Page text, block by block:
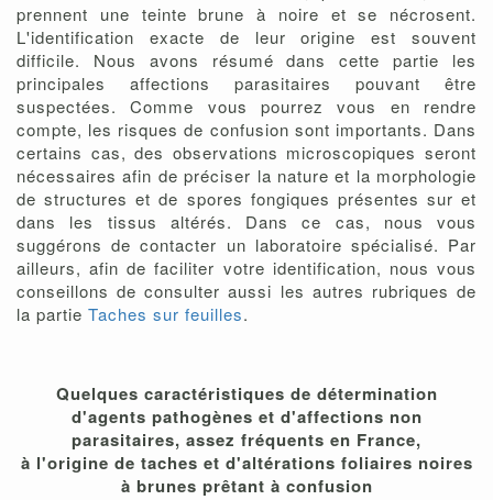
prennent une teinte brune à noire et se nécrosent.
L'identification exacte de leur origine est souvent
difficile. Nous avons résumé dans cette partie les
principales affections parasitaires pouvant être
suspectées. Comme vous pourrez vous en rendre
compte, les risques de confusion sont importants. Dans
certains cas, des observations microscopiques seront
nécessaires afin de préciser la nature et la morphologie
de structures et de spores fongiques présentes sur et
dans les tissus altérés. Dans ce cas, nous vous
suggérons de contacter un laboratoire spécialisé. Par
ailleurs, afin de faciliter votre identification, nous vous
conseillons de consulter aussi les autres rubriques de
la partie Taches sur feuilles.
Quelques caractéristiques de détermination
d'agents pathogènes et d'affections non
parasitaires, assez fréquents en France,
à l'origine de taches et d'altérations foliaires noires
à brunes prêtant à confusion